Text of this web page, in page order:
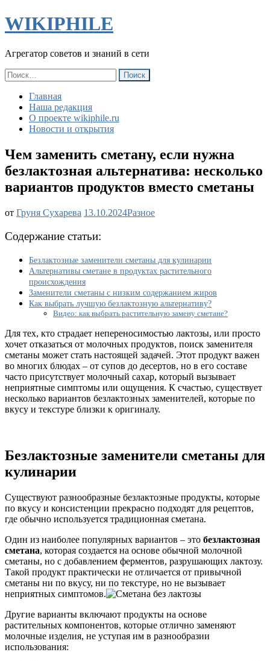
WIKIPHILE
Агрегатор советов и знаний в сети
Найти:
Главная
Наша редакция
О проекте wikiphile.ru
Новости и открытия
Чем заменить сметану, если нужна
безлактозная альтернатива: несколько
вариантов продуктов вместо сметаны
от Груня Сухарева 13.10.2024Чем
безлактозная
альтернатива:
вариантов
продуктов
вместо
сметаны
Разное
Содержание статьи:
Безлактозные заменители сметаны для кулинарии
Альтернативы сметане в продуктах растительного
происхождения
Заменители сметаны с низким содержанием жиров
Как выбрать лучшую безлактозную альтернативу?
Видео: как выбрать растительную замену сметане?
Для тех, кто страдает непереносимостью лактозы, или просто
хочет отказаться от молочных продуктов, поиск заменителя
сметаны может стать настоящей задачей. Этот продукт важен
во многих блюдах – от супов до десертов, но в его составе
часто присутствует молочный сахар, который вызывает
неприятные симптомы или ощущения. К счастью, существует
несколько вариантов безлактозных заменителей, которые по
вкусу и текстуре близки к оригиналу.
Безлактозные заменители сметаны для
кулинарии
Существуют разнообразные безлактозные продукты, которые
по вкусу и консистенции прекрасно подходят для рецептов,
где обычно используется традиционная сметана.
Один из наиболее популярных вариантов – это безлактозная
сметана, которая создается на основе обычной молочной
сметаны, но с добавлением ферментов, разрушающих лактозу.
Такой продукт практически не отличается от привычной
сметаны ни по вкусу, ни по текстуре, но не вызывает
неприятных симптомов.
Другие варианты включают продукты на основе
растительных компонентов, которые отлично заменяют
молочные изделия, не уступая им в разнообразии
использования: